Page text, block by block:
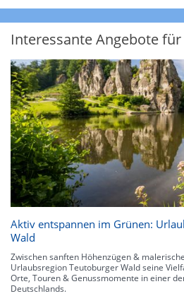
Interessante Angebote für
Aktiv entspannen im Grünen:
Wald
Zwischen sanften Höhenzügen &
Urlaubsregion Teutoburger Wald seine
Orte, Touren & Genussmomente in einer
Deutschlands.